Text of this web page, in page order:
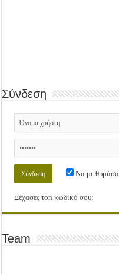
Σύνδεση
Να με
Ξέχασες τοn κωδικό σου;
Team